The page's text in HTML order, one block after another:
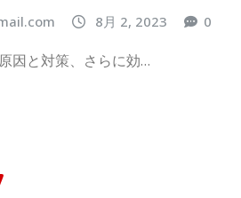
8月 2, 2023 0
因と対策、さらに効…